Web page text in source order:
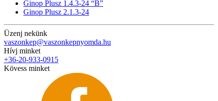
Ginop Plusz 1.4.3-24 “B”
Ginop Plusz 2.1.3-24
Üzenj nekünk
vaszonkep@vaszonkepnyomda.hu
Hívj minket
+36-20-933-0915
Kövess minket